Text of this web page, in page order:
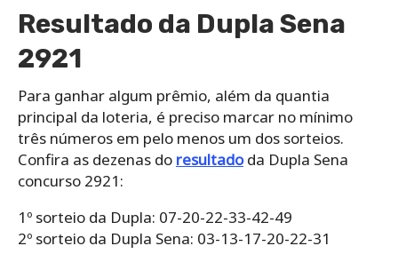
Resultado da Dupla Sena
2921
Para ganhar algum prêmio, além da quantia
principal da loteria, é preciso marcar no mínimo
três números em pelo menos um dos sorteios.
Confira as dezenas do resultadoda Dupla Sena
concurso 2921:
1º sorteio da Dupla: 07-20-22-33-42-49
2º sorteio da Dupla Sena: 03-13-17-20-22-31